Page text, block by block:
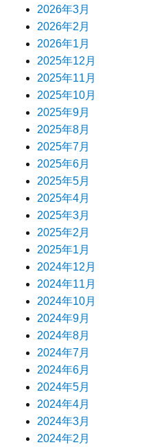
2026年3月
2026年2月
2026年1月
2025年12月
2025年11月
2025年10月
2025年9月
2025年8月
2025年7月
2025年6月
2025年5月
2025年4月
2025年3月
2025年2月
2025年1月
2024年12月
2024年11月
2024年10月
2024年9月
2024年8月
2024年7月
2024年6月
2024年5月
2024年4月
2024年3月
2024年2月